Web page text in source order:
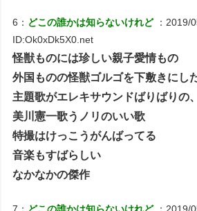
6： どこの誰かは知らないけれど ：2019/
ID:Ok0xDk5X0.net
怪獣ものには珍しい親子愛情もの
外国ものの怪獣ゴルゴを下敷きにし
主題歌がエレキサウンドばりばりの、
美川憲一歌うノリのいい歌
特撮はけっこうがんばってる
音楽もすばらしい
なかなかの傑作